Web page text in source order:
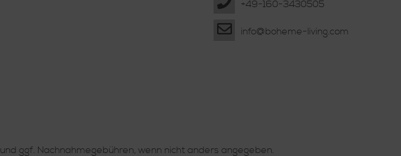
+49-160-3430505
info@boheme-living.com
und ggf. Nachnahmegebühren, wenn nicht anders angegeben.